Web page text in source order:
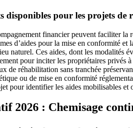
disponibles pour les projets de
financier peuvent faciliter
d’aides pour la mise en conformité
naturel. Ces aides, dont les modalités
pour inciter les propriétaires privés
de réhabilitation sans tranchée
ou de mise en conformité
pour identifier les aides mobilisables et
2026 : Chemisage